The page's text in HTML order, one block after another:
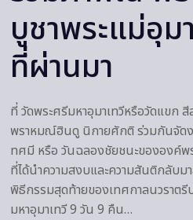
บูชาพระแม่อุม
ที่ผ่านมา
ที่ วัดพระศรีมหาอุมาเทวีหรือวัดแขก
พราหมณ์ฮินดู นิกายศักติ ร่วมกันจัด
ทศมี หรือ วันฉลองชัยชนะขององค์พร
ที่ได้นำความสงบและความสันติกลับ
พิธีกรรมสุดท้ายของเทศกาลนวราต
มหาอุมาเทวี 9 วัน 9 คืน…